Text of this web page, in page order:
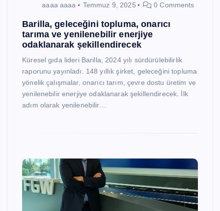
aaaa aaaa Temmuz 9, 2025 0 Comments
Barilla, geleceğini topluma, onarıcı
tarıma ve yenilenebilir enerjiye
odaklanarak şekillendirecek
Küresel gıda lideri Barilla, 2024 yılı sürdürülebilirlik
raporunu yayınladı. 148 yıllık şirket, geleceğini topluma
yönelik çalışmalar, onarıcı tarım, çevre dostu üretim ve
yenilenebilir enerjiye odaklanarak şekillendirecek. İlk
adım olarak yenilenebilir…